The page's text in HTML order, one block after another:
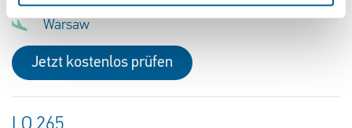
Warsaw
Jetzt kostenlos prüfen